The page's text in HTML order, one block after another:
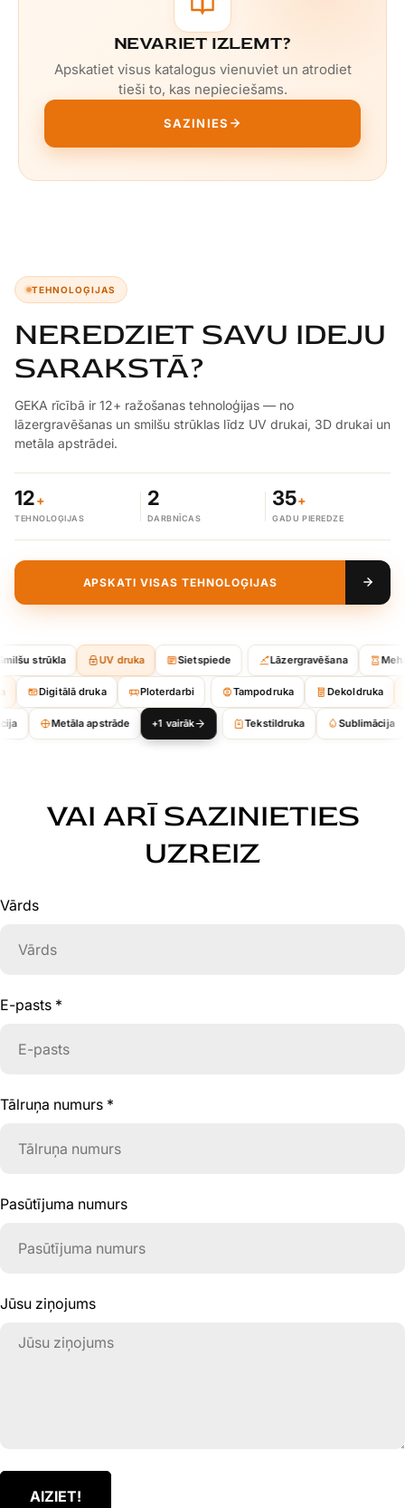
NEVARIET IZLEMT?
Apskatiet visus katalogus vienuviet un atrodiet
tieši to, kas nepieciešams.
SAZINIES
TEHNOLOĢIJAS
NEREDZIET SAVU IDEJU
SARAKSTĀ?
GEKA rīcībā ir 12+ ražošanas tehnoloģijas — no
lāzergravēšanas un smilšu strūklas līdz UV drukai, 3D drukai un
metāla apstrādei.
12+
TEHNOLOĢIJAS
2
DARBNĪCAS
35+
GADU PIEREDZE
APSKATI VISAS TEHNOLOĢIJAS
strūkla UV druka Sietspiede Lāzergravēšana
Digitālā druka Ploterdarbi Tampodruka Dekoldruka
Metāla apstrāde +1 vairāk Tekstildruka Sublimācija
VAI ARĪ SAZINIETIES
UZREIZ
Vārds
E-pasts *
Tālruņa numurs *
Pasūtījuma numurs
Jūsu ziņojums
AIZIET!